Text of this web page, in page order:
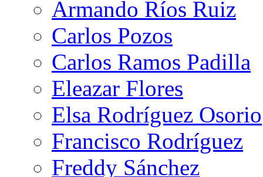
Armando Ríos Ruiz
Carlos Pozos
Carlos Ramos Padilla
Eleazar Flores
Elsa Rodríguez Osorio
Francisco Rodríguez
Freddy Sánchez